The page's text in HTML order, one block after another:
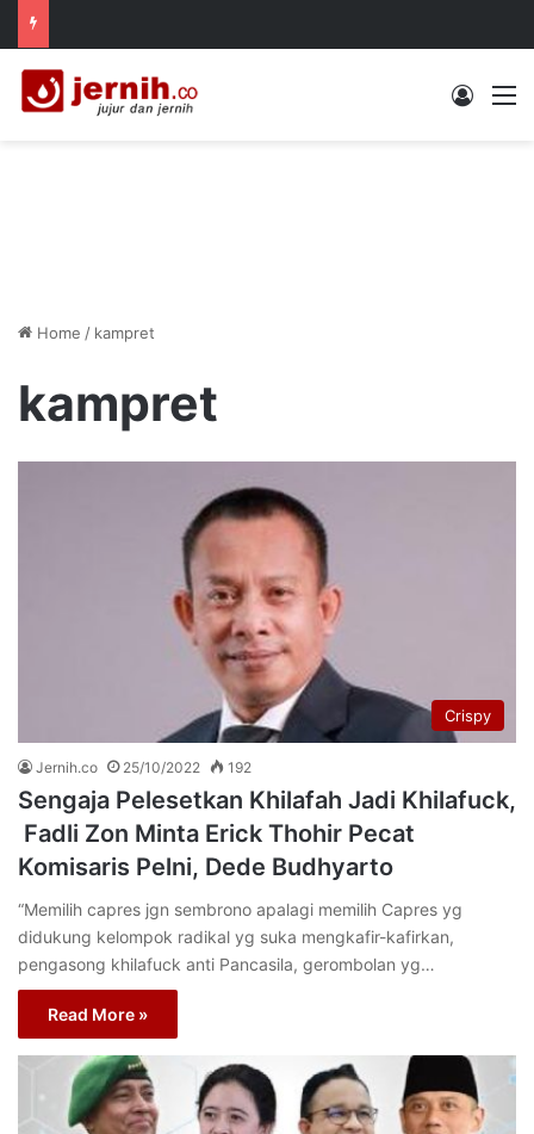
Log In
Home / kampret
kampret
Crispy
Jernih.co 25/10/2022 192
Sengaja Pelesetkan Khilafah Jadi Khilafuck,
Fadli Zon Minta Erick Thohir Pecat
Komisaris Pelni, Dede Budhyarto
“Memilih capres jgn sembrono apalagi memilih Capres yg
didukung kelompok radikal yg suka mengkafir-kafirkan,
pengasong khilafuck anti Pancasila, gerombolan yg…
Read More »